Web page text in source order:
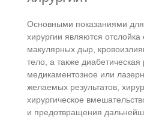
Основными показаниями
хирургии являются отслойка
макулярных дыр,
тело, а также
медикаментозное или
желаемых результатов,
хирургическое
и предотвращения